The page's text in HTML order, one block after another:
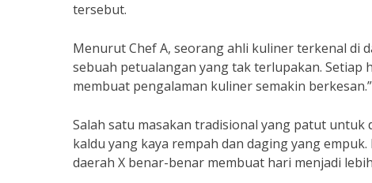
tersebut.
Menurut Chef A, seorang ahli kuliner terkenal di
sebuah petualangan yang tak terlupakan. Setiap
membuat pengalaman kuliner semakin berkesan.”
Salah satu masakan tradisional yang patut untuk
kaldu yang kaya rempah dan daging yang
daerah X benar-benar membuat hari menjadi